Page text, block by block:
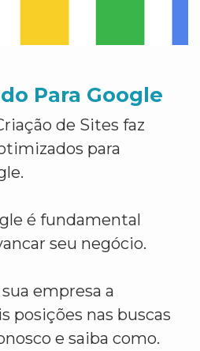
Para Google
de Sites faz
para
é fundamental
seu negócio.
empresa a
posições nas buscas
e saiba como.